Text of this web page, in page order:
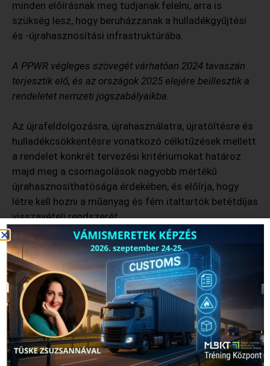
minden előírásnak meg tudjanak felelni, arra is
szükség lesz, hogy beruházzanak a hulladékgyűjtési
és -újrahasznosítási infrastruktúrába.
A PPWR végleges szövegét várhatóan 2024 tavaszán
terjesztik elő, és az országok 2025 elejére beillesztik a
rendeletet nemzeti jogszabályaikba.
Az újrafeldolgozásra, újrahasználatra, újratöltésre és
hulladékcsökkentésre vonatkozó célkitűzések mellett
a rendelet konkrét tervezési kritériumokat határoz
majd meg a csomagolások nagyobb mértékű
újrahasznosíthatósága érdekében, és előírja, hogy
létre kell hozni a műanyag és fém italtartók betétdíjas
visszavételi rendszerét.
Regina Mestre, a Rabobank csomagolási elemzője azt
mondta, hogy a csomagolóanyag-gyártóknak, az
újrahasznosítóknak, a kormányoknak és mindenkinek,
akit a PPWR érint, már most érdemes elkezdenie a
tervezést. Úgy véli, hogy az érintett szereplőknek
érdemes olyan stratégiákban és szövetségekben
gondolkodniuk, amelyek segítenek abban, hogy
alkalmazkodjanak a változásokhoz.